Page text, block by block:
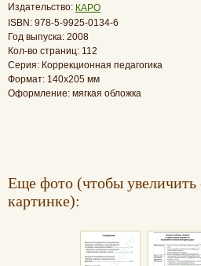
Издательство: КАРО
ISBN: 978-5-9925-0134-6
Год выпуска: 2008
Кол-во страниц: 112
Серия: Коррекционная педагогика
Формат: 140x205 мм
Оформление: мягкая обложка
Еще фото (чтобы увеличить
картинке):